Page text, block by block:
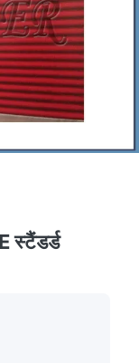
स्टैंडर्ड